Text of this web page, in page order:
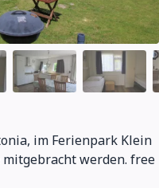
im Ferienpark Klein
werden. free